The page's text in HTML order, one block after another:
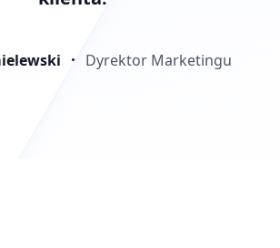
Dyrektor Marketingu